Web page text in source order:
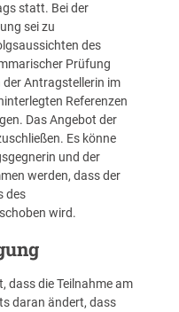
statt. Bei der
sei zu
des
Prüfung
der Antragstellerin im
Referenzen
Das Angebot der
Es könne
und der
werden, dass der
des
wird.
dass die Teilnahme am
daran ändert, dass